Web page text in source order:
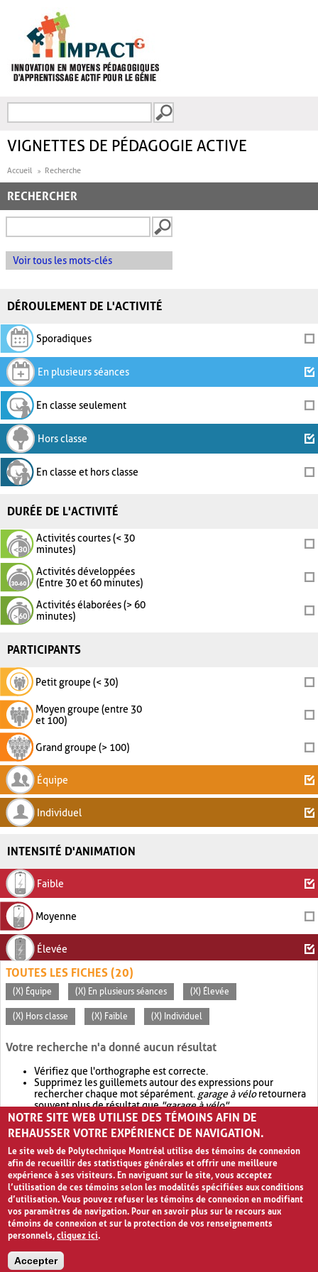
FORMULAIRE DE
VIGNETTES DE PÉDAGOGIE ACTIVE
Accueil Recherche
RECHERCHER
Voir tous les mots-clés
DÉROULEMENT DE L'ACTIVITÉ
Sporadiques
En plusieurs séances
En classe seulement
Hors classe
En classe et hors classe
DURÉE DE L'ACTIVITÉ
Activités courtes (< 30
minutes)
Activités développées
(Entre 30 et 60 minutes)
Activités élaborées (> 60
minutes)
PARTICIPANTS
Petit groupe (< 30)
Moyen groupe (entre 30
et 100)
Grand groupe (> 100)
Équipe
Individuel
INTENSITÉ D'ANIMATION
Faible
Moyenne
Élevée
TOUTES LES FICHES (20)
(X) Équipe (X) En plusieurs séances (X) Élevée
(X) Hors classe (X) Faible (X) Individuel
Votre recherche n'a donné aucun résultat
Vérifiez que l'orthographe est correcte.
Supprimez les guillemets autour des expressions pour
rechercher chaque mot séparément. garage à véloretournera
souvent plus de résultat que"garage à vélo".
Envisagez d'élargir votre recherche avec OR.garage OR vélo
retournera souvent plus de résultat quegarage à vélo
NOTRE SITE WEB UTILISE DES TÉMOINS AFIN DE
REHAUSSER VOTRE EXPÉRIENCE DE NAVIGATION.
Le site web de Polytechnique Montréal utilise des témoins de connexion
afin de recueillir des statistiques générales et offrir une meilleure
expérience à ses visiteurs. En naviguant sur le site, vous acceptez
l’utilisation de ces témoins selon les modalités spécifiées aux conditions
d’utilisation. Vous pouvez refuser les témoins de connexion en modifiant
vos paramètres de navigation. Pour en savoir plus sur le recours aux
témoins de connexion et sur la protection de vos renseignements
personnels,cliquez ici.
Accepter